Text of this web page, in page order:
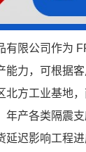
有限公司作为
能力，可根据
北方工业基地
年产各类隔震
迟影响工程进